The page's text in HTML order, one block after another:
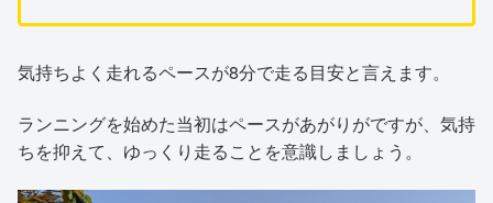
気持ちよく走れるペースが8分で走る目安と言えます。
ランニングを始めた当初はペースがあがりがですが、気持
ちを抑えて、ゆっくり走ることを意識しましょう。